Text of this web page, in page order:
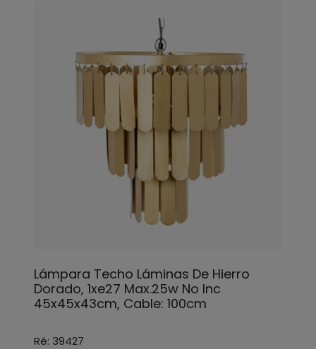
Lámpara Techo Láminas De Hierro
Dorado, 1xe27 Max.25w No Inc
45x45x43cm, Cable: 100cm
Ré: 39427